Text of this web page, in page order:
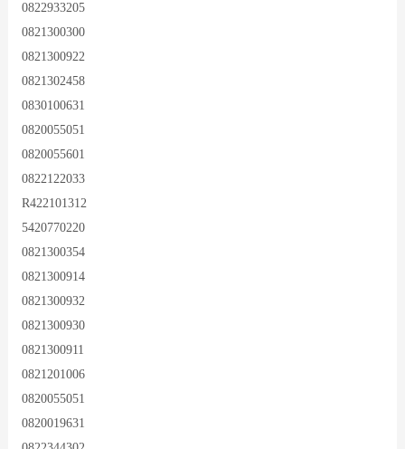
0822933205
0821300300
0821300922
0821302458
0830100631
0820055051
0820055601
0822122033
R422101312
5420770220
0821300354
0821300914
0821300932
0821300930
0821300911
0821201006
0820055051
0820019631